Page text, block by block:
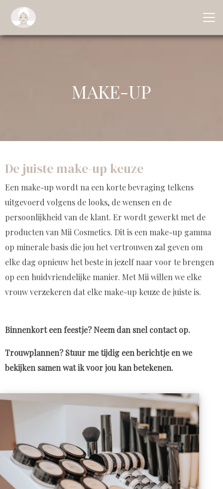
MAKE-UP
De juiste make-up keuze
Een make-up wordt na een korte bevraging telkens
uitgevoerd volgens de looks, de wensen en de
persoonlijkheid van de klant. Er wordt gewerkt met de
producten van Mii Cosmetics. Dit is een make-up gamma
op minerale basis die jou het vertrouwen zal geven om
elke dag opnieuw het beste in jezelf naar voor te brengen
op een huidvriendelijke manier. Met Mii willen we elke
vrouw verzekeren dat elke make-up keuze de juiste is.
Binnenkort een feestje? Neem dan snel contact op.
Trouwplannen? Stuur me tijdig een berichtje en we
bekijken samen wat ik voor jou kan betekenen.